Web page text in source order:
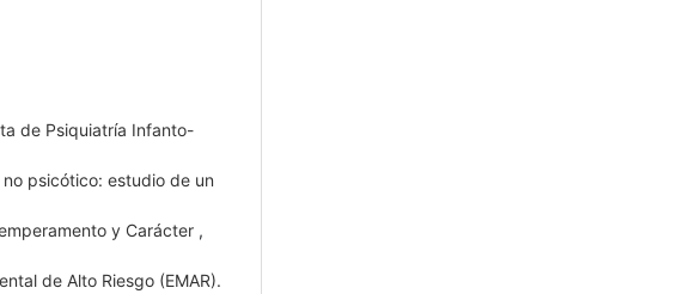
de Psiquiatría Infanto-
psicótico: estudio de un
y Carácter ,
de Alto Riesgo (EMAR).